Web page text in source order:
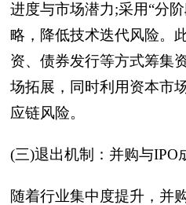
进度与市场潜力;采用“分
略，降低技术迭代风险。
资、债券发行等方式筹集
场拓展，同时利用资本市
应链风险。
(三)退出机制：并购与IPO
随着行业集中度提升，并